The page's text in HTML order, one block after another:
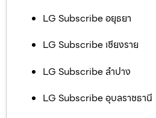
LG Subscribe อยุธยา
LG Subscribe เชียงราย
LG Subscribe ลำปาง
LG Subscribe อุบลราชธานี